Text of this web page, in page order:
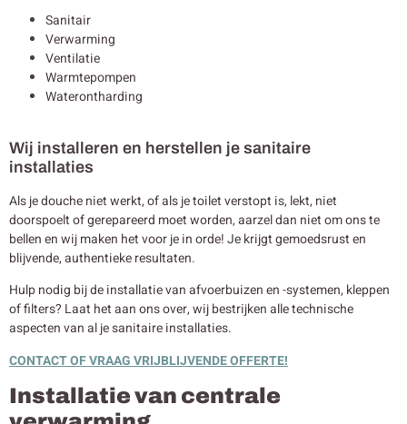
Sanitair
Verwarming
Ventilatie
Warmtepompen
Waterontharding
Wij installeren en herstellen je sanitaire
installaties
Als je douche niet werkt, of als je toilet verstopt is, lekt, niet
doorspoelt of gerepareerd moet worden, aarzel dan niet om ons te
bellen en wij maken het voor je in orde! Je krijgt gemoedsrust en
blijvende, authentieke resultaten.
Hulp nodig bij de installatie van afvoerbuizen en -systemen, kleppen
of filters? Laat het aan ons over, wij bestrijken alle technische
aspecten van al je sanitaire installaties.
CONTACT OF VRAAG VRIJBLIJVENDE OFFERTE!
Installatie van centrale